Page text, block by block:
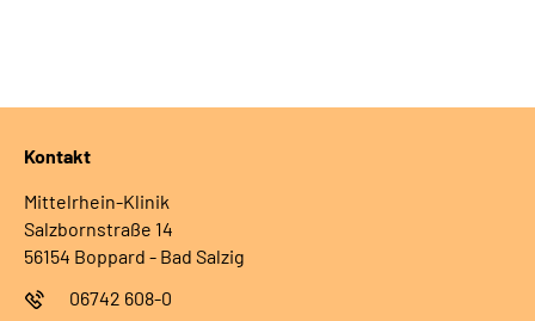
Kontakt
Mittelrhein-Klinik
Salzbornstraße 14
56154 Boppard - Bad Salzig
06742 608-0